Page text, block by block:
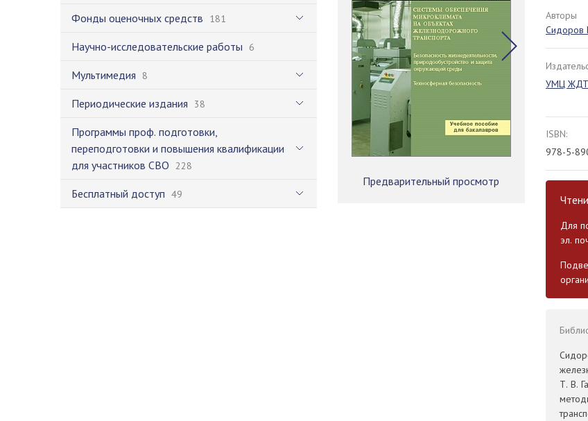
Фонды оценочных средств 181
Научно-исследовательские работы 6
Мультимедия 8
Периодические издания 38
Программы проф. подготовки,
переподготовки и повышения квалификации
для участников СВО 228
Бесплатный доступ 49
Предварительный просмотр
Авторы
Сидоров
УМЦ ЖДТ
ISBN:
978-5-
Для
эл.
Т. В.